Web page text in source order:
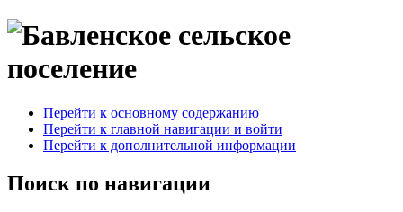
Перейти к основному содержанию
Перейти к главной навигации и войти
Перейти к дополнительной информации
Поиск по навигации